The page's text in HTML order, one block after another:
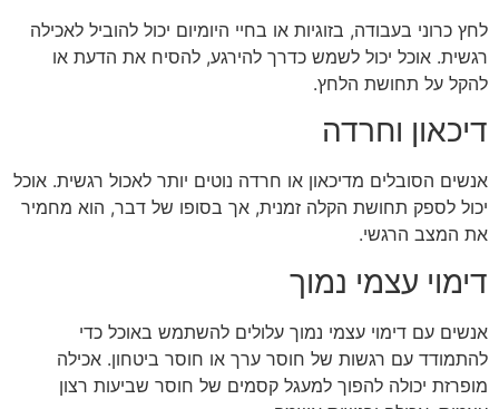
לחץ כרוני בעבודה, בזוגיות או בחיי היומיום יכול להוביל לאכילה
רגשית. אוכל יכול לשמש כדרך להירגע, להסיח את הדעת או
להקל על תחושת הלחץ.
דיכאון וחרדה
אנשים הסובלים מדיכאון או חרדה נוטים יותר לאכול רגשית. אוכל
יכול לספק תחושת הקלה זמנית, אך בסופו של דבר, הוא מחמיר
את המצב הרגשי.
דימוי עצמי נמוך
אנשים עם דימוי עצמי נמוך עלולים להשתמש באוכל כדי
להתמודד עם רגשות של חוסר ערך או חוסר ביטחון. אכילה
מופרזת יכולה להפוך למעגל קסמים של חוסר שביעות רצון